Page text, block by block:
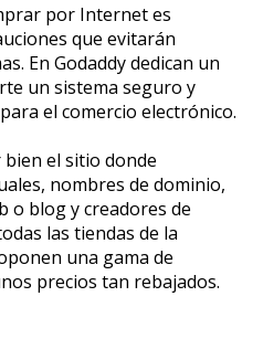
por Internet es
que evitarán
En Godaddy dedican un
un sistema seguro y
el comercio electrónico.
el sitio donde
nombres de dominio,
o blog y creadores de
las tiendas de la
una gama de
precios tan rebajados.